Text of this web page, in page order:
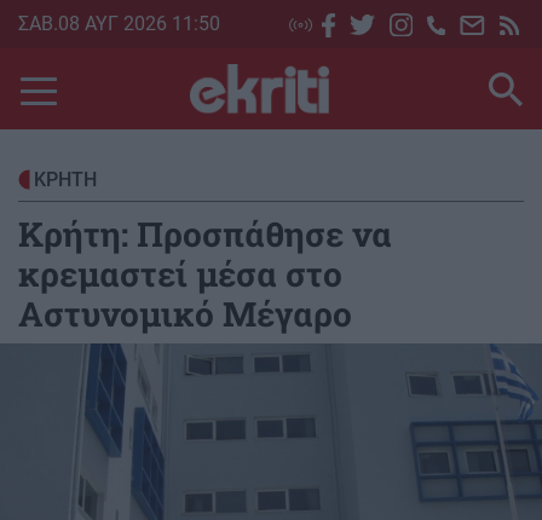
Skip
main
content
ΣΑΒ.08 ΑΥΓ 2026 11:50
ΚΡΗΤΗ
Κρήτη: Προσπάθησε να
κρεμαστεί μέσα στο
Αστυνομικό Μέγαρο